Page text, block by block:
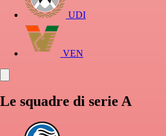
UDI
VEN
Le squadre di serie A